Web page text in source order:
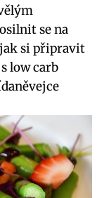
se na
jak si připravit
low carb